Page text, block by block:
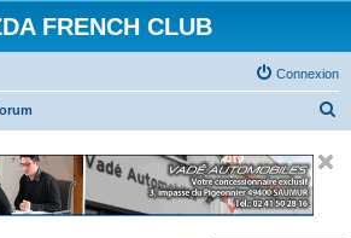
FRENCH CLUB
Connexion